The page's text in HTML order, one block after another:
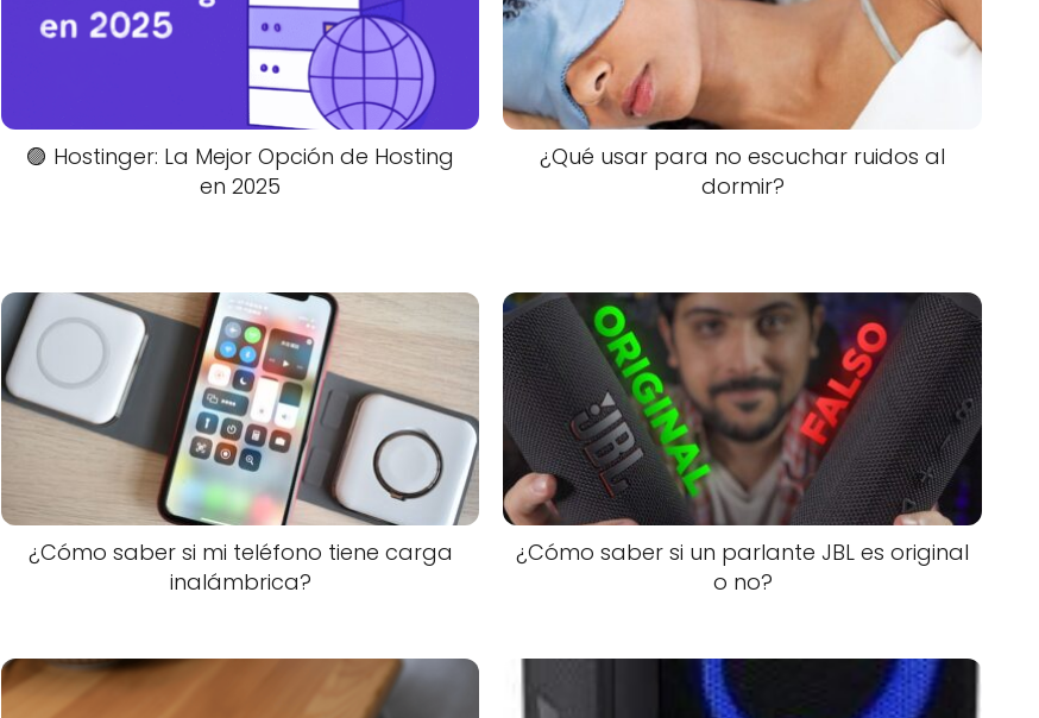
🟣 Hostinger: La Mejor Opción de Hosting
en 2025
¿Qué usar para no escuchar ruidos al
dormir?
¿Cómo saber si mi teléfono tiene carga
inalámbrica?
¿Cómo saber si un parlante JBL es original
o no?